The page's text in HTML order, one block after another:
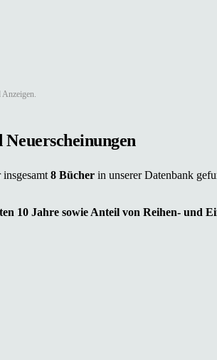
8 Bücher in unserer Datenbank
10 Jahre sowie Anteil von Reihen- und